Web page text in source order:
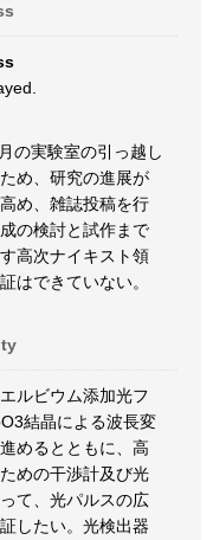
の実験室の引っ越し
め、研究の進展が
め、雑誌投稿を行
の検討と試作まで
高次ナイキスト領
はできていない。
ルビウム添加光フ
結晶による波長変
めるとともに、高
めの干渉計及び光
て、光パルスの広
したい。光検出器